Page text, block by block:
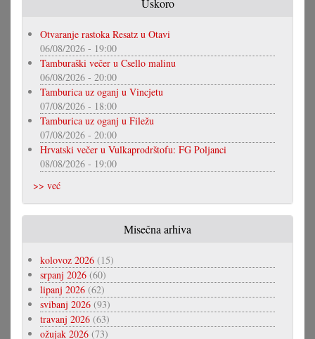
Uskoro
Otvaranje rastoka Resatz u Otavi
06/08/2026 - 19:00
Tamburaški večer u Csello malinu
06/08/2026 - 20:00
Tamburica uz oganj u Vincjetu
07/08/2026 - 18:00
Tamburica uz oganj u Filežu
07/08/2026 - 20:00
Hrvatski večer u Vulkaprodrštofu: FG Poljanci
08/08/2026 - 19:00
>> već
Misečna arhiva
kolovoz 2026 (15)
srpanj 2026 (60)
lipanj 2026 (62)
svibanj 2026 (93)
travanj 2026 (63)
ožujak 2026 (73)